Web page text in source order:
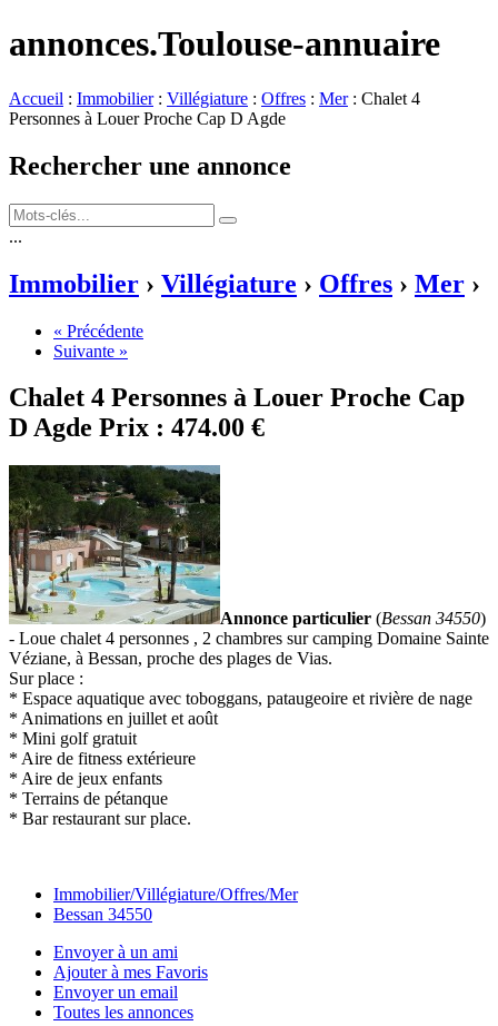
annonces.Toulouse-annuaire
Accueil : Immobilier: Villégiature : Offres : Mer: Chalet 4
Personnes à Louer Proche Cap D Agde
Rechercher une annonce
...
Immobilier › Villégiature › Offres › Mer ›
« Précédente
Suivante »
Chalet 4 Personnes à Louer Proche Cap
D Agde Prix : 474.00 €
Annonce particulier (Bessan 34550)
- Loue chalet 4 personnes , 2 chambres sur camping Domaine Sainte
Véziane, à Bessan, proche des plages de Vias.
Sur place :
* Espace aquatique avec toboggans, pataugeoire et rivière de nage
* Animations en juillet et août
* Mini golf gratuit
* Aire de fitness extérieure
* Aire de jeux enfants
* Terrains de pétanque
* Bar restaurant sur place.
Immobilier/Villégiature/Offres/Mer
Bessan 34550
Envoyer à un ami
Ajouter à mes Favoris
Envoyer un email
Toutes les annonces